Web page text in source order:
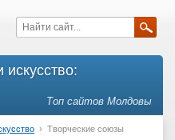
Топ сайтов Молдовы
› Творческие союзы